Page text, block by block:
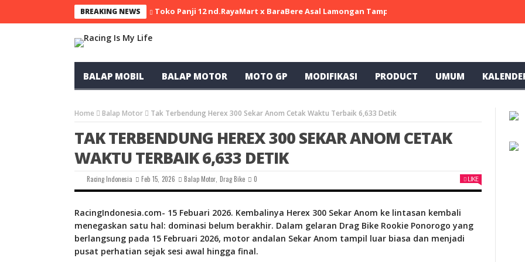
BREAKING NEWS Toko Panji 12 nd.RayaMart x BaraBere Asal Lamongan Tampil Kompetitif, Raih Tiga Podium di
BALAP MOBIL BALAP MOTOR MOTO GP MODIFIKASI PRODUCT UMUM
Home Balap Motor Tak Terbendung Herex 300 Sekar Anom Cetak Waktu Terbaik 6,633 Detik
TAK TERBENDUNG HEREX 300 SEKAR ANOM CETAK
WAKTU TERBAIK 6,633 DETIK
Racing Indonesia Feb 15, 2026 Balap Motor Drag Bike 0 LIKE
RacingIndonesia.com- 15 Febuari 2026. Kembalinya Herex 300 Sekar Anom ke lintasan kembali
menegaskan satu hal: dominasi belum berakhir. Dalam gelaran Drag Bike Rookie Ponorogo yang
berlangsung pada 15 Februari 2026, motor andalan Sekar Anom tampil luar biasa dan menjadi
pusat perhatian sejak sesi awal hingga final.